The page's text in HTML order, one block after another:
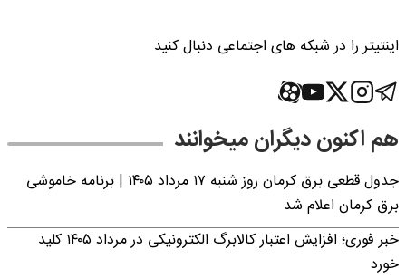
اینتیتر را در شبکه های اجتماعی دنبال کنید
هم اکنون دیگران میخوانند
جدول قطعی برق کرمان روز شنبه ۱۷ مرداد ۱۴۰۵ | برنامه خاموشی
برق کرمان اعلام شد
خبر فوری؛ افزایش اعتبار کالابرگ الکترونیکی در مرداد ۱۴۰۵ کلید
خورد